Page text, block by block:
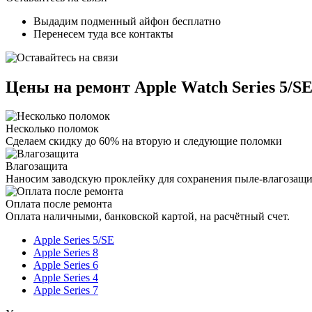
Выдадим подменный айфон бесплатно
Перенесем туда все контакты
Цены на ремонт Apple Watch Series 5/SE
Несколько поломок
Сделаем скидку до 60% на вторую и следующие поломки
Влагозащита
Наносим заводскую проклейку для сохранения пыле-
Оплата после ремонта
Оплата наличными, банковской картой, на расчётный счет.
Apple Series 5/SE
Apple Series 8
Apple Series 6
Apple Series 4
Apple Series 7